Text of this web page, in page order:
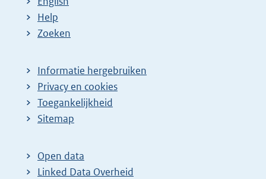
Help
Zoeken
Informatie hergebruiken
Privacy en cookies
Toegankelijkheid
Sitemap
Open data
Linked Data Overheid